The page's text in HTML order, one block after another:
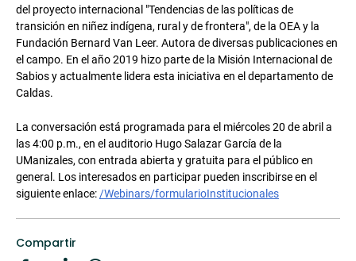
del proyecto internacional "Tendencias de las políticas de
transición en niñez indígena, rural y de frontera", de la OEA y la
Fundación Bernard Van Leer. Autora de diversas publicaciones en
el campo. En el año 2019 hizo parte de la Misión Internacional de
Sabios y actualmente lidera esta iniciativa en el departamento de
Caldas.
La conversación está programada para el miércoles 20 de abril a
las 4:00 p.m., en el auditorio Hugo Salazar García de la
UManizales, con entrada abierta y gratuita para el público en
general. Los interesados en participar pueden inscribirse en el
siguiente enlace: /Webinars/formularioInstitucionales
Compartir